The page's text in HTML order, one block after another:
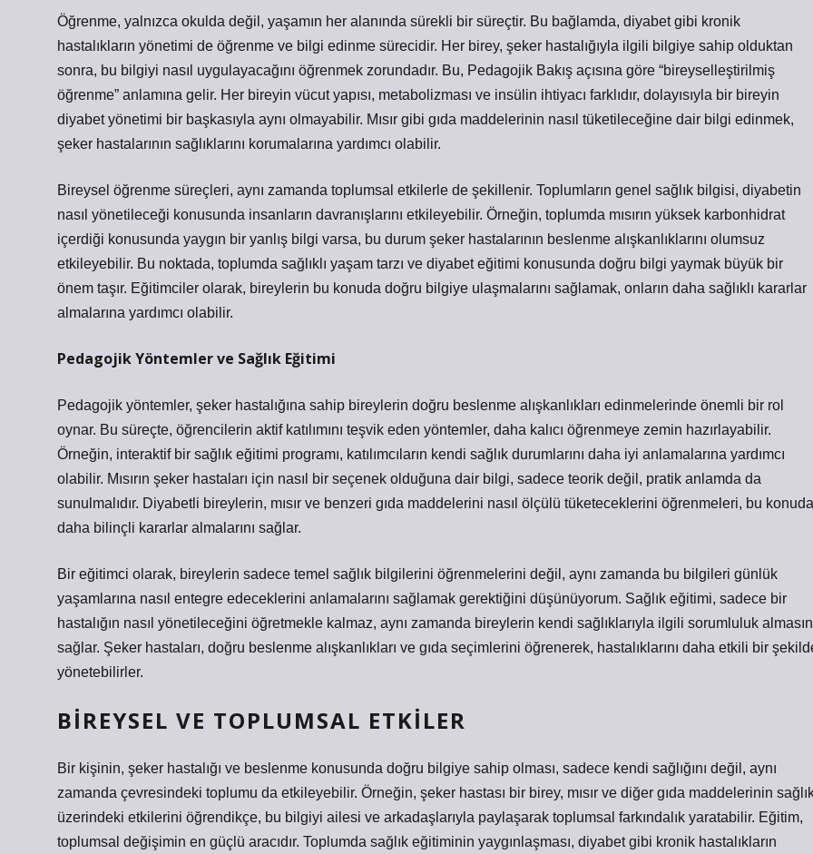
Öğrenme, yalnızca okulda değil, yaşamın her alanında sürekli bir süreçtir. Bu bağlamda, diyabet gibi kronik
hastalıkların yönetimi de öğrenme ve bilgi edinme sürecidir. Her birey, şeker hastalığıyla ilgili bilgiye sahip olduktan
sonra, bu bilgiyi nasıl uygulayacağını öğrenmek zorundadır. Bu, Pedagojik Bakış açısına göre “bireyselleştirilmiş
öğrenme” anlamına gelir. Her bireyin vücut yapısı, metabolizması ve insülin ihtiyacı farklıdır, dolayısıyla bir bireyin
diyabet yönetimi bir başkasıyla aynı olmayabilir. Mısır gibi gıda maddelerinin nasıl tüketileceğine dair bilgi edinmek,
şeker hastalarının sağlıklarını korumalarına yardımcı olabilir.
Bireysel öğrenme süreçleri, aynı zamanda toplumsal etkilerle de şekillenir. Toplumların genel sağlık bilgisi, diyabetin
nasıl yönetileceği konusunda insanların davranışlarını etkileyebilir. Örneğin, toplumda mısırın yüksek karbonhidrat
içerdiği konusunda yaygın bir yanlış bilgi varsa, bu durum şeker hastalarının beslenme alışkanlıklarını olumsuz
etkileyebilir. Bu noktada, toplumda sağlıklı yaşam tarzı ve diyabet eğitimi konusunda doğru bilgi yaymak büyük bir
önem taşır. Eğitimciler olarak, bireylerin bu konuda doğru bilgiye ulaşmalarını sağlamak, onların daha sağlıklı kararlar
almalarına yardımcı olabilir.
Pedagojik Yöntemler ve Sağlık Eğitimi
Pedagojik yöntemler, şeker hastalığına sahip bireylerin doğru beslenme alışkanlıkları edinmelerinde önemli bir rol
oynar. Bu süreçte, öğrencilerin aktif katılımını teşvik eden yöntemler, daha kalıcı öğrenmeye zemin hazırlayabilir.
Örneğin, interaktif bir sağlık eğitimi programı, katılımcıların kendi sağlık durumlarını daha iyi anlamalarına yardımcı
olabilir. Mısırın şeker hastaları için nasıl bir seçenek olduğuna dair bilgi, sadece teorik değil, pratik anlamda da
sunulmalıdır. Diyabetli bireylerin, mısır ve benzeri gıda maddelerini nasıl ölçülü tüketeceklerini öğrenmeleri, bu konuda
daha bilinçli kararlar almalarını sağlar.
Bir eğitimci olarak, bireylerin sadece temel sağlık bilgilerini öğrenmelerini değil, aynı zamanda bu bilgileri günlük
yaşamlarına nasıl entegre edeceklerini anlamalarını sağlamak gerektiğini düşünüyorum. Sağlık eğitimi, sadece bir
hastalığın nasıl yönetileceğini öğretmekle kalmaz, aynı zamanda bireylerin kendi sağlıklarıyla ilgili sorumluluk
sağlar. Şeker hastaları, doğru beslenme alışkanlıkları ve gıda seçimlerini öğrenerek, hastalıklarını daha etkili bir
yönetebilirler.
BIREYSEL VE TOPLUMSAL ETKILER
Bir kişinin, şeker hastalığı ve beslenme konusunda doğru bilgiye sahip olması, sadece kendi sağlığını değil, aynı
zamanda çevresindeki toplumu da etkileyebilir. Örneğin, şeker hastası bir birey, mısır ve diğer gıda maddelerinin
üzerindeki etkilerini öğrendikçe, bu bilgiyi ailesi ve arkadaşlarıyla paylaşarak toplumsal farkındalık yaratabilir. Eğitim,
toplumsal değişimin en güçlü aracıdır. Toplumda sağlık eğitiminin yaygınlaşması, diyabet gibi kronik hastalıkların